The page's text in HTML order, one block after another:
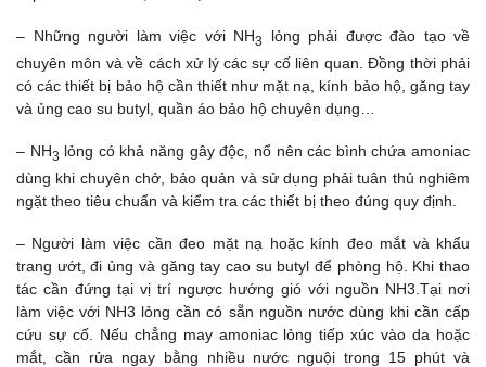
– Những người làm việc với NH3
lỏng phải được đào tạo về
chuyên môn và về cách xử lý các sự cố liên quan. Đồng thời phải
có các thiết bị bảo hộ cần thiết như mặt nạ, kính bảo hộ, găng tay
và ủng cao su butyl, quần áo bảo hộ chuyên dụng…
– NH3 lỏng có khả năng gây độc, nổ nên các bình chứa amoniac
dùng khi chuyên chở, bảo quản và sử dụng phải tuân thủ nghiêm
ngặt theo tiêu chuẩn và kiểm tra các thiết bị theo đúng quy định.
– Người làm việc cần đeo mặt nạ hoặc kính đeo mắt và khẩu
trang ướt, đi ủng và găng tay cao su butyl để phòng hộ. Khi thao
tác cần đứng tại vị trí ngược hướng gió với nguồn NH3.Tại nơi
làm việc với NH3 lỏng cần có sẵn nguồn nước dùng khi cần cấp
cứu sự cố. Nếu chẳng may amoniac lỏng tiếp xúc vào da hoặc
mắt, cần rửa ngay bằng nhiều nước nguội trong 15 phút và